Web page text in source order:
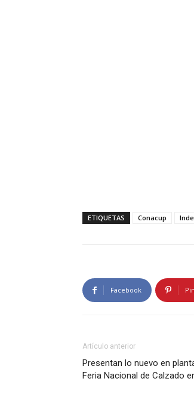
ETIQUETAS Conacup
Facebook
Artículo anterior
Presentan lo nuevo en
Feria Nacional de Calzado